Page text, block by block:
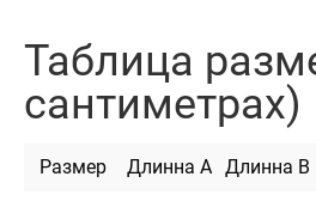
кожу, поэтому точно будут
любимцу. Они изготовлены из
материалы повышенной
Таблица
сантиметрах)
Размер Длинна A Длинна B